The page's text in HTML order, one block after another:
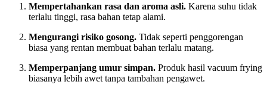
Mempertahankan rasa dan aroma asli. Karena suhu tidak
terlalu tinggi, rasa bahan tetap alami.
Mengurangi risiko gosong. Tidak seperti penggorengan
biasa yang rentan membuat bahan terlalu matang.
Memperpanjang umur simpan. Produk hasil vacuum frying
biasanya lebih awet tanpa tambahan pengawet.